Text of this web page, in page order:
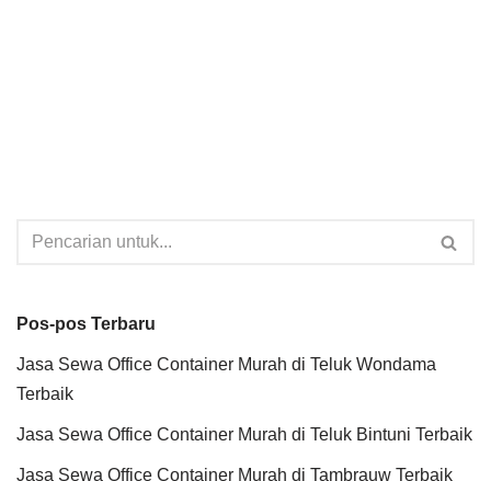
Pos-pos Terbaru
Jasa Sewa Office Container Murah di Teluk Wondama
Terbaik
Jasa Sewa Office Container Murah di Teluk Bintuni Terbaik
Jasa Sewa Office Container Murah di Tambrauw Terbaik